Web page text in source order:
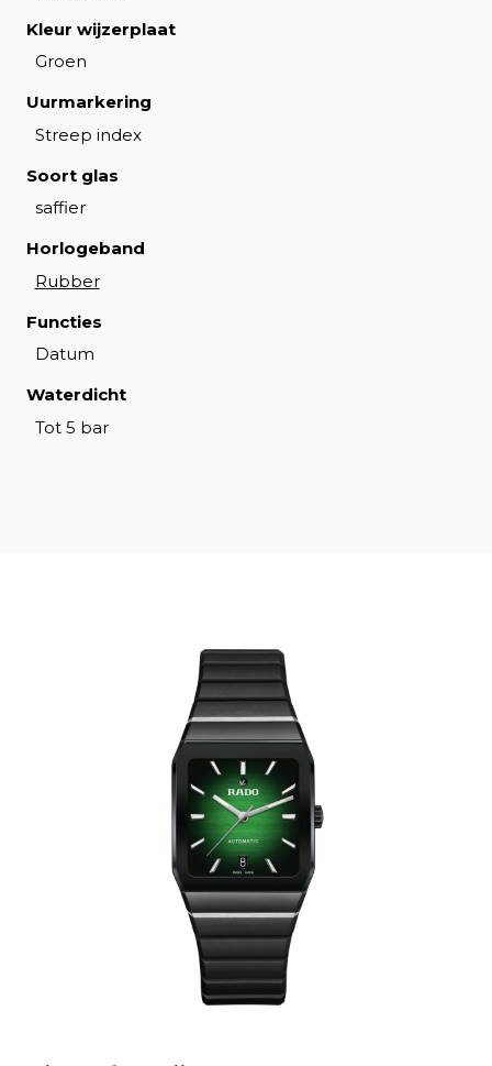
Kleur wijzerplaat
Groen
Uurmarkering
Streep index
Soort glas
saffier
Horlogeband
Rubber
Functies
Datum
Waterdicht
Tot 5 bar